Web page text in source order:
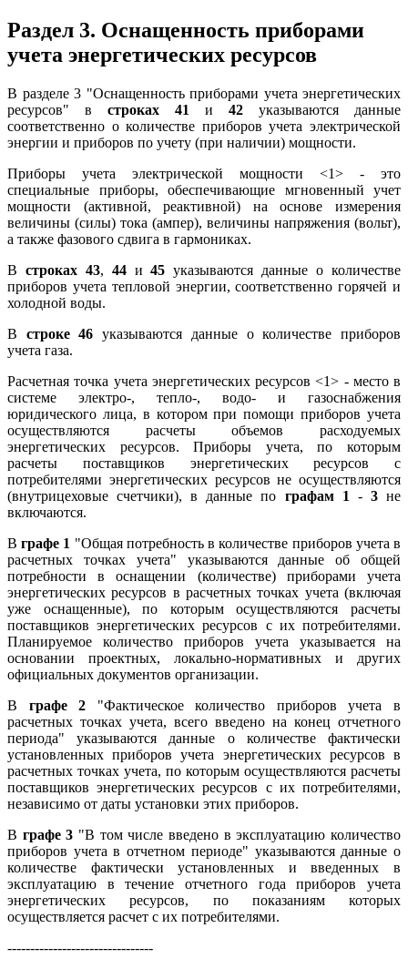
Раздел 3. Оснащенность приборами
учета энергетических ресурсов
В разделе 3 "Оснащенность приборами учета энергетических
ресурсов" в строках 41 и 42 указываются данные
соответственно о количестве приборов учета электрической
энергии и приборов по учету (при наличии) мощности.
Приборы учета электрической мощности <1> - это
специальные приборы, обеспечивающие мгновенный учет
мощности (активной, реактивной) на основе измерения
величины (силы) тока (ампер), величины напряжения (вольт),
а также фазового сдвига в гармониках.
В строках 43, 44и45указываются данные о количестве
приборов учета тепловой энергии, соответственно горячей и
холодной воды.
В строке 46 указываются данные о количестве приборов
учета газа.
Расчетная точка учета энергетических ресурсов <1> - место в
системе электро-, тепло-, водо- и газоснабжения
юридического лица, в котором при помощи приборов учета
осуществляются расчеты объемов расходуемых
энергетических ресурсов. Приборы учета, по которым
расчеты поставщиков энергетических ресурсов с
потребителями энергетических ресурсов не осуществляются
(внутрицеховые счетчики), в данные по графам 1 - 3не
включаются.
Вграфе 1 "Общая потребность в количестве приборов учета в
расчетных точках учета" указываются данные об общей
потребности в оснащении (количестве) приборами учета
энергетических ресурсов в расчетных точках учета (включая
уже оснащенные), по которым осуществляются расчеты
поставщиков энергетических ресурсов с их потребителями.
Планируемое количество приборов учета указывается на
основании проектных, локально-нормативных и других
официальных документов организации.
В графе 2 "Фактическое количество приборов учета в
расчетных точках учета, всего введено на конец отчетного
периода" указываются данные о количестве фактически
установленных приборов учета энергетических ресурсов в
расчетных точках учета, по которым осуществляются расчеты
поставщиков энергетических ресурсов с их потребителями,
независимо от даты установки этих приборов.
В графе 3 "В том числе введено в эксплуатацию количество
приборов учета в отчетном периоде" указываются данные о
количестве фактически установленных и введенных в
эксплуатацию в течение отчетного года приборов учета
энергетических ресурсов, по показаниям которых
осуществляется расчет с их потребителями.
--------------------------------